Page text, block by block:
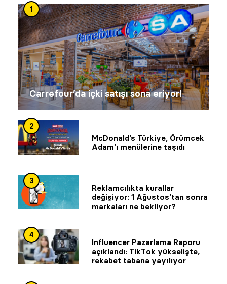
1
Carrefour’da içki satışı sona eriyor!
2
McDonald’s Türkiye, Örümcek
Adam’ı menülerine taşıdı
3
Reklamcılıkta kurallar
değişiyor: 1 Ağustos’tan sonra
markaları ne bekliyor?
4
Influencer Pazarlama Raporu
açıklandı: TikTok yükselişte,
rekabet tabana yayılıyor